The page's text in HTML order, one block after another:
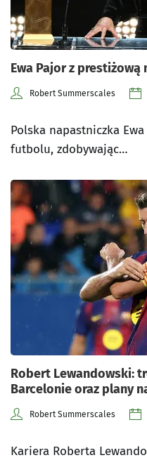
Ewa Pajor z prestiżową
Robert Summerscales
Polska napastniczka
futbolu, zdobywając…
Robert Lewandowski:
Barcelonie oraz plany
Robert Summerscales
Kariera Roberta